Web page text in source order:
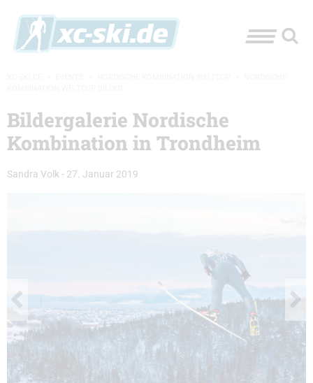
Bildergalerie Nordische
Kombination in Trondheim
Sandra Volk- 27. Januar 2019